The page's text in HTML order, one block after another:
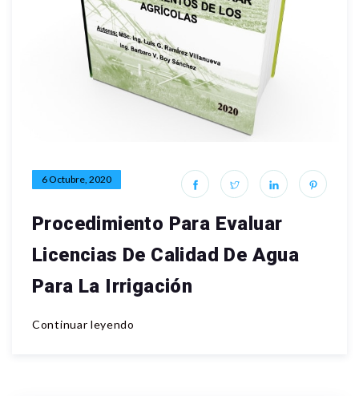
6 Octubre, 2020
Procedimiento Para Evaluar
Licencias De Calidad De Agua
Para La Irrigación
Continuar leyendo